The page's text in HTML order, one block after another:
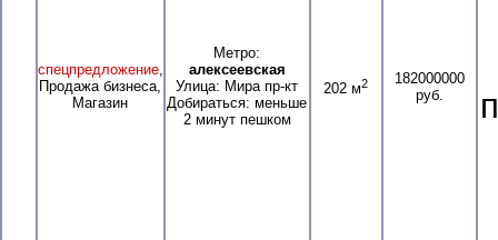
спецпредложение,
Продажа бизнеса,
Магазин
Метро:
алексеевская
Улица: Мира пр-кт
Добираться: меньше
2 минут пешком
202 м2
182000000
руб.